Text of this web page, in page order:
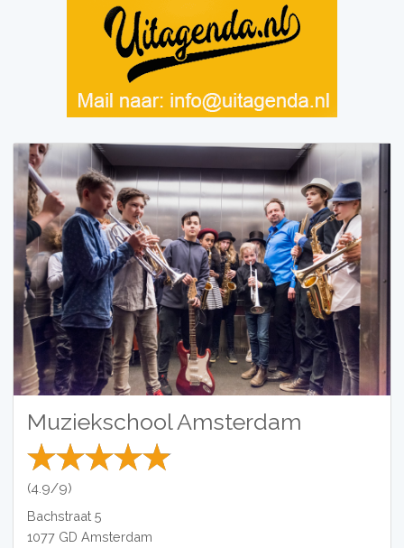
Muziekschool Amsterdam
(4.9/9)
Bachstraat 5
1077 GD Amsterdam